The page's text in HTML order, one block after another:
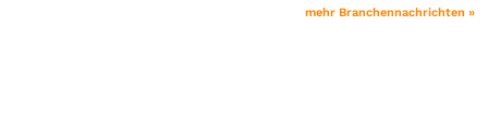
mehr Branchennachrichten »